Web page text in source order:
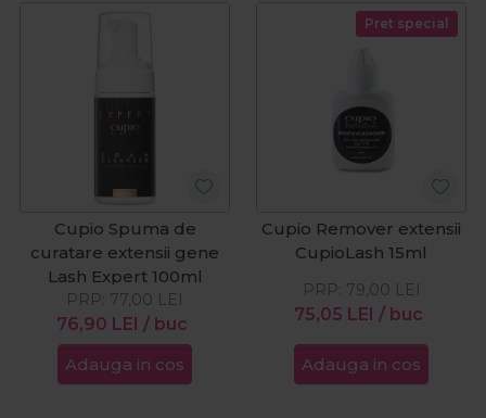
Cupio Spuma de
curatare extensii gene
Lash Expert 100ml
76,90 LEI / buc
PRP: 77,00 LEI
Adauga in cos
Pret special
Cupio Remover extensii
CupioLash 15ml
75,05 LEI / buc
PRP: 79,00 LEI
Adauga in cos